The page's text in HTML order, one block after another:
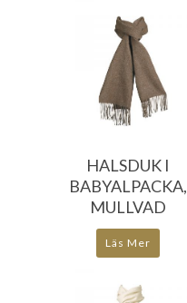
476.00
HALSDUK I
BABYALPACKA,
MULLVAD
Läs Mer